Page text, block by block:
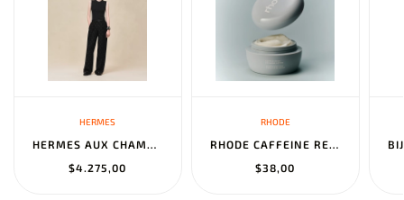
HERMES
HERMES AUX CHAMPS EN FLEURS" PANTS NOIR
$4.275,00
RHODE
RHODE CAFFEINE RESET SCULPTING CREAM MASK
$38,00